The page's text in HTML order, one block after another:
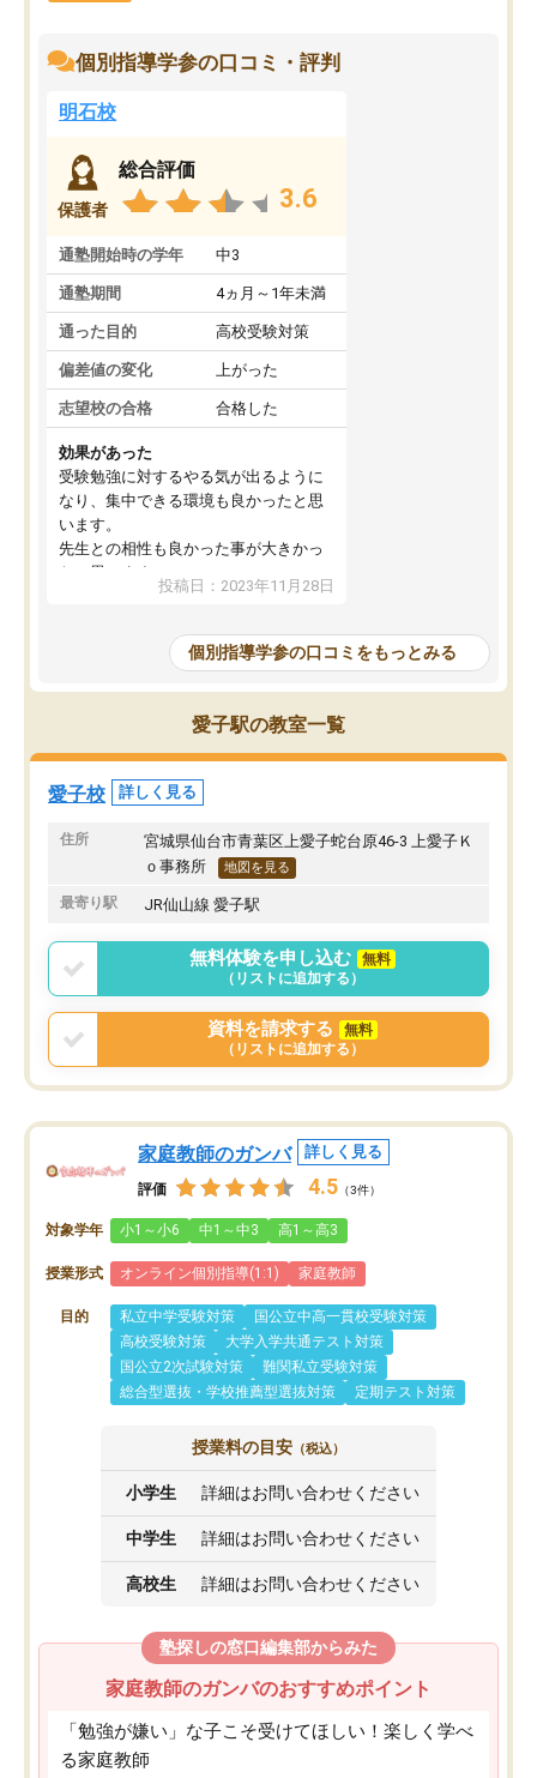
個別指導学参の口コミ・評判
明石校
保護者
総合評価
3.6
通塾開始時の学年 中3
通塾期間 4ヵ月～1年未満
通った目的 高校受験対策
偏差値の変化 上がった
志望校の合格 合格した
効果があった
受験勉強に対するやる気が出るように
なり、集中できる環境も良かったと思
います。
先生との相性も良かった事が大きかっ
たと思います。
投稿日：2023年11月28日
個別指導学参の口コミをもっとみる
愛子駅の教室一覧
愛子校 詳しく見る
住所
宮城県仙台市青葉区上愛子蛇台原46-3 上愛子Ｋ
ｏ事務所
地図を見る
最寄り駅 JR仙山線 愛子駅
無料体験を申し込む
無料
（リストに追加する）
資料を請求する
無料
（リストに追加する）
家庭教師のガンバ 詳しく見る
評価 4.5 （3件）
対象学年 小1～小6 中1～中3 高1～高3
授業形式 オンライン個別指導(1:1) 家庭教師
目的 私立中学受験対策
国公立中高一貫校受験対策
高校受験対策
大学入学共通テスト対策
国公立2次試験対策
難関私立受験対策
総合型選抜・学校推薦型選抜対策
定期テスト対策
授業料の目安 （税込）
小学生 詳細はお問い合わせください
中学生 詳細はお問い合わせください
高校生 詳細はお問い合わせください
塾探しの窓口編集部からみた
家庭教師のガンバのおすすめポイント
「勉強が嫌い」な子こそ受けてほしい！楽しく学べ
る家庭教師